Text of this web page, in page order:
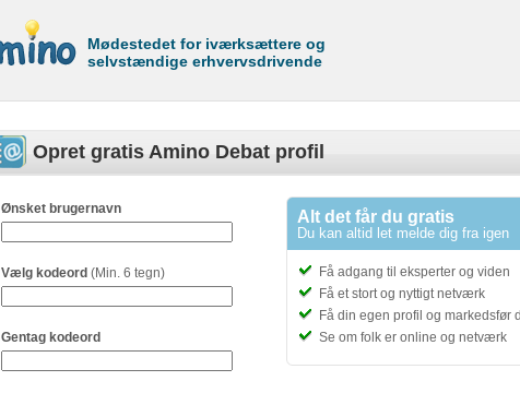
Mødestedet for iværksættere og
selvstændige erhvervsdrivende
Opret gratis Amino Debat profil
Alt det får du gratis
Du kan altid let melde dig fra igen
Få adgang til eksperter og viden
Få et stort og nyttigt netværk
Få din egen profil og markedsfør
Se om folk er online og netværk
Ønsket brugernavn
Vælg kodeord (Min. 6 tegn)
Gentag kodeord